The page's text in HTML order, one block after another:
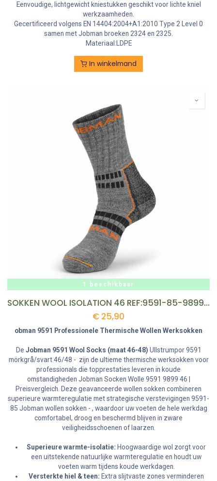
Eenvoudige, lichtgewicht kniestukken geschikt voor lichte kniel
werkzaamheden.
Gecertificeerd volgens EN 14404:2004+A1:2010 Type 2 Level 0
samen met Jobman broeken 2324 en 2325.
Materiaal:LDPE
In winkelmand
1 beschikbaar
SOKKEN WOOL ISOLATION 46 REF:9591-85-9899-46
€ 25,90
obman 9591 Professionele Thermische Wollen Werksokken
De Jobman 9591 Wool Socks (maat 46-48) Ullstrumpor 9591
mörkgrå/svart 46/48 - zijn de ultieme thermische werksokken voor
professionals die topprestaties leveren in koude
omstandigheden Jobman Socken Wolle 9591 9899 46 |
Preisvergleich. Deze geavanceerde wollen sokken combineren
superieure warmteregulatie met strategische verstevigingen 9591-
85 Jobman wollen sokken - , waardoor uw voeten de hele werkdag
comfortabel, droog en beschermd blijven in zware
veiligheidsschoenen of laarzen.
Superieure warmte-isolatie: Hoogwaardige wol zorgt voor
een uitstekende natuurlijke warmteregulatie en houdt uw
voeten warm tijdens koude werkdagen.
Versterkte hiel & teen: Extra slijtvaste zones verminderen